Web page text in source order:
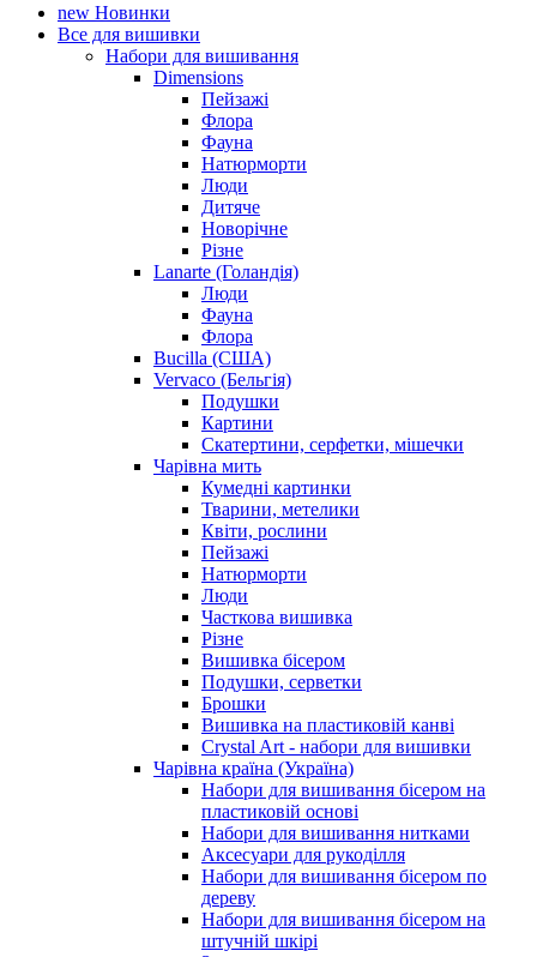
new Новинки
Все для вишивки
Набори для вишивання
Dimensions
Пейзажі
Флора
Фауна
Натюрморти
Люди
Дитяче
Новорічне
Різне
Lanarte (Голандія)
Люди
Фауна
Флора
Bucilla (США)
Vervaco (Бельгія)
Подушки
Картини
Скатертини, серфетки, мішечки
Чарiвна мить
Кумедні картинки
Тварини, метелики
Квіти, рослини
Пейзажі
Натюрморти
Люди
Часткова вишивка
Різне
Вишивка бісером
Подушки, серветки
Брошки
Вишивка на пластиковій канві
Crystal Art - набори для вишивки
Чарівна країна (Україна)
Набори для вишивання бісером на
пластиковій основі
Набори для вишивання нитками
Аксесуари для рукоділля
Набори для вишивання бісером по
дереву
Набори для вишивання бісером на
штучній шкірі